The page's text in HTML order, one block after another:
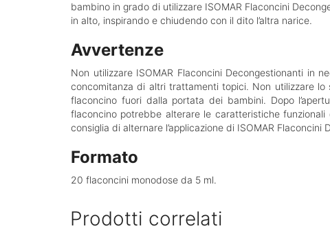
bambino in grado di utilizzare ISOMAR Flaconcini
in alto, inspirando e chiudendo con il dito l’altra narice.
Avvertenze
Non utilizzare ISOMAR Flaconcini Decongestionanti in
concomitanza di altri trattamenti topici. Non utilizzare lo
flaconcino fuori dalla portata dei bambini. Dopo
flaconcino potrebbe alterare le caratteristiche
consiglia di alternare l’applicazione di ISOMAR
Formato
20 flaconcini monodose da 5 ml.
Prodotti correlati